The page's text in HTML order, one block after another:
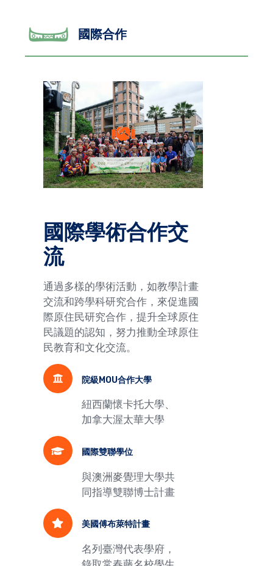
國際合作
國際學術合作交
流
通過多樣的學術活動，如教學計畫
交流和跨學科研究合作，來促進國
際原住民研究合作，提升全球原住
民議題的認知，努力推動全球原住
民教育和文化交流。
院級MOU合作大學
紐西蘭懷卡托大學、
加拿大渥太華大學
國際雙聯學位
與澳洲麥覺理大學共
同指導雙聯博士計畫
美國傅布萊特計畫
名列臺灣代表學府，